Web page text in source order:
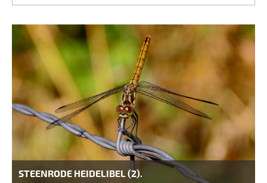
STEENRODE HEIDELIBEL (2).